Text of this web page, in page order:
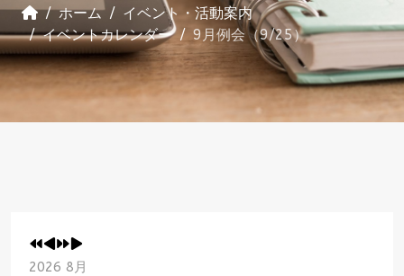
ホーム
イベント・活動案内
イベントカレンダー
9月例会（9/25）
2026 8月